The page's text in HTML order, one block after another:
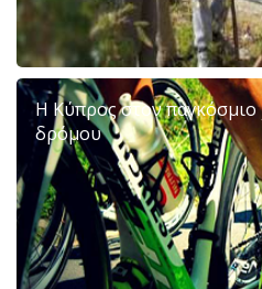
Η Κύπρος στον
δρόμου